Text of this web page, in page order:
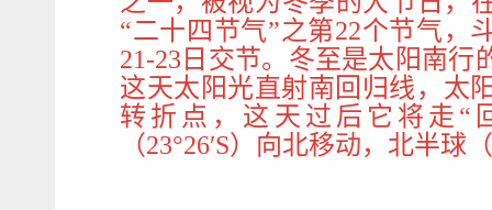
“二十四节气”之第22个节气，
21-23日交节。冬至是太阳南
这天太阳光直射南回归线，太
转折点，这天过后它将走“
（23°26′S）向北移动，北半